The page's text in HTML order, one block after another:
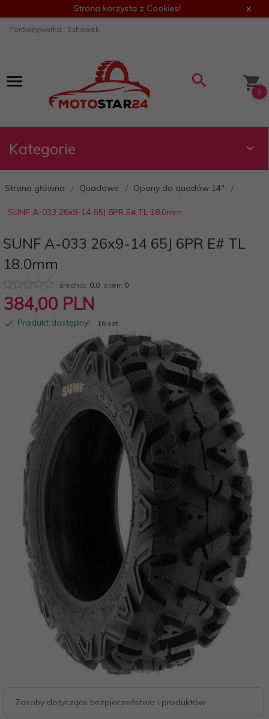
Strona korzysta z Cookies! x
Porównywarka Schowek
0
Kategorie
Strona główna Quadowe Opony do quadów 14"
SUNF A-033 26x9-14 65J 6PR E# TL 18.0mm
SUNF A-033 26x9-14 65J 6PR E# TL
18.0mm
średnia: 0.0ocen: 0
384,00 PLN
Produkt dostępny! 16 szt.
Zasoby dotyczące bezpieczeństwa i produktów